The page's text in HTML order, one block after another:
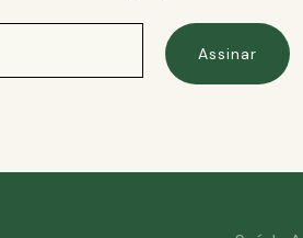
Assinar